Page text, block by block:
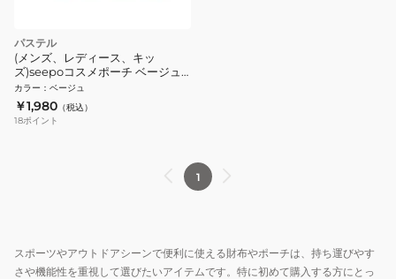
パステル
(メンズ、レディース、キッ
ズ)seepoコスメポーチ ベージュ
S2289849
カラー ： ベージュ
￥1,980 （税込）
18ポイント
1
スポーツやアウトドアシーンで便利に使える財布やポーチは、持ち運びやす
さや機能性を重視して選びたいアイテムです。特に初めて購入する方にとっ